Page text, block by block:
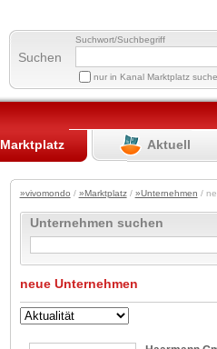
Suchen
Suchwort/Suchbegriff
nur in Kanal Marktplatz
Marktplatz Aktuell
»vivomondo / »Marktplatz/ »Unternehmen /
Unternehmen suchen
neue Unternehmen